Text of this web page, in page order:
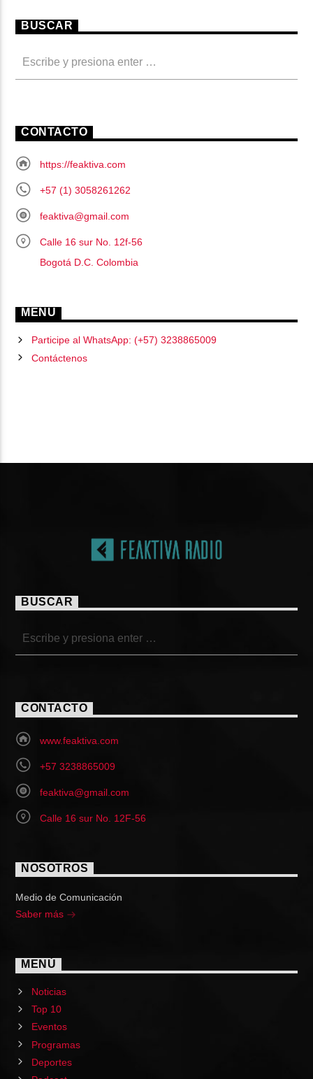
BUSCAR
CONTACTO
https://feaktiva.com
+57 (1) 3058261262
feaktiva@gmail.com
Calle 16 sur No. 12f-56
Bogotá D.C. Colombia
MENU
Participe al WhatsApp: (+57) 3238865009
Contáctenos
BUSCAR
CONTACTO
www.feaktiva.com
+57 3238865009
feaktiva@gmail.com
Calle 16 sur No. 12F-56
NOSOTROS
Medio de Comunicación
Saber más
MENÚ
Noticias
Top 10
Eventos
Programas
Deportes